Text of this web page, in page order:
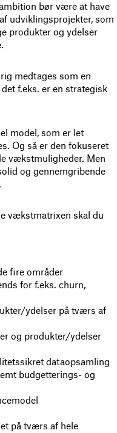
bør være at have
udviklingsprojekter, som
produkter og ydelser
medtages som en
f.eks. er en strategisk
model, som er let
Og så er den fokuseret
vækstmuligheder. Men
og gennemgribende
vækstmatrixen skal du
fire områder
for f.eks. churn,
ydelser på tværs af
og produkter/ydelser
dataopsamling
budgetterings- og
på tværs af hele